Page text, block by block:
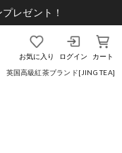
レゼント！
英国高級紅茶ブランド[JING TEA]
お気に入り ログイン カート